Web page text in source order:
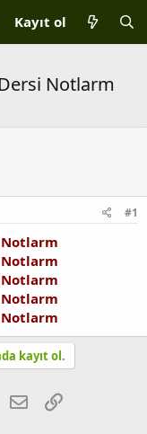
Kayıt ol
Notlarm
#1
kayıt ol.
E-postaLink